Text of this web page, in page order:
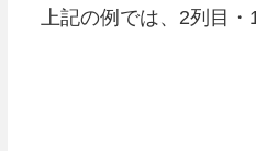
上記の例では、2列目